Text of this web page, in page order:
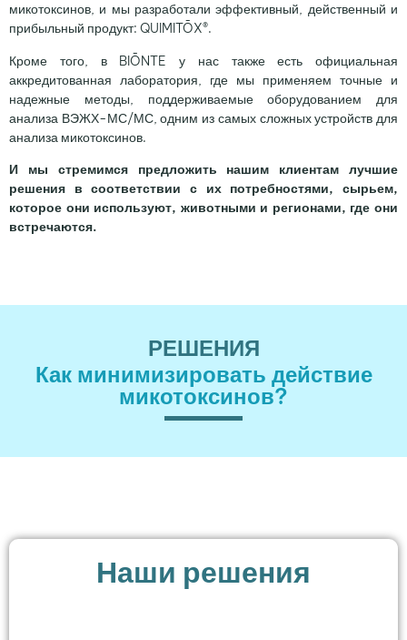
микотоксинов, и мы разработали эффективный, действенный и
прибыльный продукт: QUIMITŌX®.
Кроме того, в BIŌNTE у нас также есть официальная
аккредитованная лаборатория, где мы применяем точные и
надежные методы, поддерживаемые оборудованием для
анализа ВЭЖХ-МС/МС, одним из самых сложных устройств для
анализа микотоксинов.
И мы стремимся предложить нашим клиентам лучшие
решения в соответствии с их потребностями, сырьем,
которое они используют, животными и регионами, где они
встречаются.
РЕШЕНИЯ
Как минимизировать действие
микотоксинов?​
Наши решения